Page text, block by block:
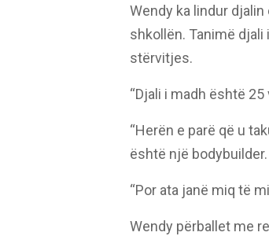
Wendy ka lindur
shkollën. Tanimë
stërvitjes.
“Djali i madh është
“Herën e parë që u
është një bodybuilder.
“Por ata janë miq të
Wendy përballet me